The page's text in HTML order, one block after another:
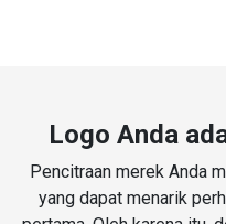
Logo Anda
Pencitraan merek Anda
yang dapat menarik